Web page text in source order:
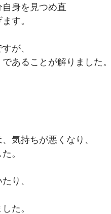
身を見つめ直
す。
が、
あることが解りました
気持ちが悪くなり、
。
り、
た。